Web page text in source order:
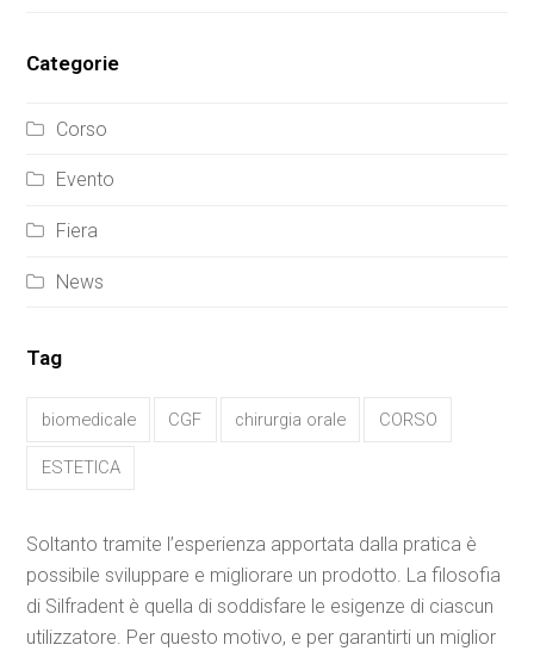
Categorie
Corso
Evento
Fiera
News
Tag
biomedicale CGF chirurgia orale CORSO
ESTETICA
Soltanto tramite l’esperienza apportata dalla pratica è
possibile sviluppare e migliorare un prodotto. La filosofia
di Silfradent è quella di soddisfare le esigenze di ciascun
utilizzatore. Per questo motivo, e per garantirti un miglior